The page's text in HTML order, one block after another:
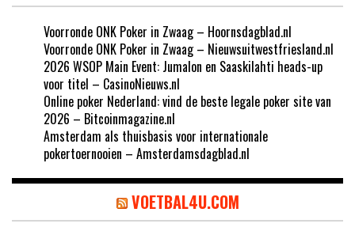
Voorronde ONK Poker in Zwaag – Hoornsdagblad.nl
Voorronde ONK Poker in Zwaag – Nieuwsuitwestfriesland.nl
2026 WSOP Main Event: Jumalon en Saaskilahti heads-up
voor titel – CasinoNieuws.nl
Online poker Nederland: vind de beste legale poker site van
2026 – Bitcoinmagazine.nl
Amsterdam als thuisbasis voor internationale
pokertoernooien – Amsterdamsdagblad.nl
VOETBAL4U.COM